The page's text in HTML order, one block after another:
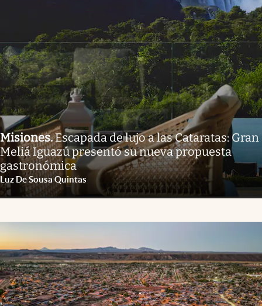
Misiones.Escapada de lujo a las Cataratas: Gran
Meliá Iguazú presentó su nueva propuesta
gastronómica
Luz De Sousa Quintas